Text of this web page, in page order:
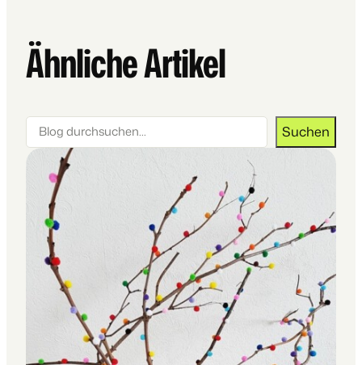
Ähnliche Artikel
Suchen Suchen